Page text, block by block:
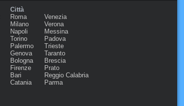
Città
Roma
Milano
Napoli
Torino
Palermo
Genova
Bologna
Firenze
Bari
Catania
Venezia
Verona
Messina
Padova
Trieste
Taranto
Brescia
Prato
Reggio Calabria
Parma